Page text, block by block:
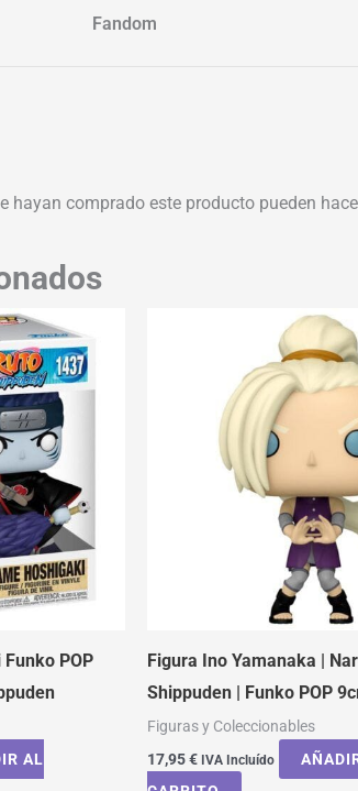
Fandom
hayan comprado este producto pueden
POP
AL
Figura Ino Yamanaka |
Shippuden | Funko POP
Figuras y Coleccionables
17,95€ IVA Incluído